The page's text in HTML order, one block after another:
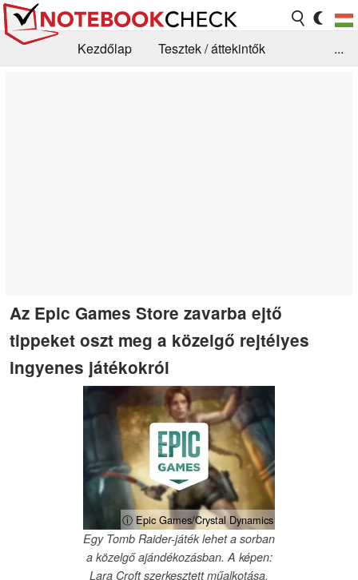
Kezdőlap
Tesztek / áttekintők
...
Az Epic Games Store zavarba ejtő
tippeket oszt meg a közelgő rejtélyes
ingyenes játékokról
ⓘ Epic Games/Crystal Dynamics
Egy Tomb Raider-játék lehet a sorban
a közelgő ajándékozásban. A képen:
Lara Croft szerkesztett műalkotása.